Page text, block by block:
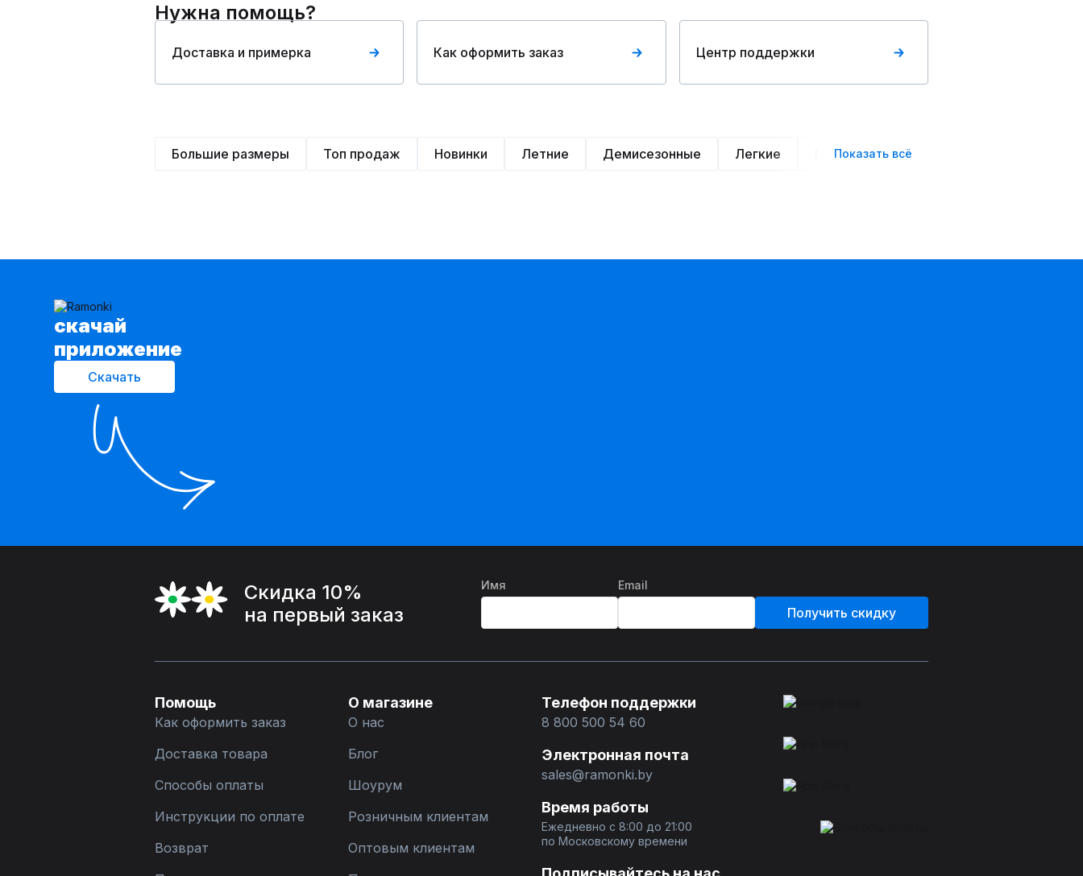
Нужна помощь?
Доставка и примерка Как оформить заказ Центр поддержки
Большие размеры Топ продаж Новинки Летние Демисезонные Легкие Нарядные
Показать всё
cкачай
приложение
Скачать
Скидка 10%
на первый заказ
Имя Email
Получить скидку
Помощь
Как оформить заказ
Доставка товара
Способы оплаты
Инструкции по оплате
Возврат
О магазине
О нас
Блог
Шоурум
Розничным клиентам
Оптовым клиентам
Телефон поддержки
8 800 500 54 60
Электронная почта
sales@ramonki.by
Время работы
Ежедневно с 8:00 до 21:00
по Московскому времени